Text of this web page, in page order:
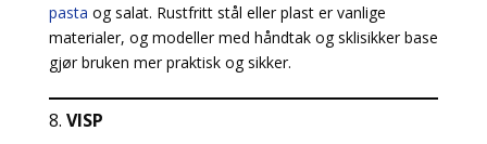
pasta og salat. Rustfritt stål eller plast er vanlige
materialer, og modeller med håndtak og sklisikker base
gjør bruken mer praktisk og sikker.
8. VISP